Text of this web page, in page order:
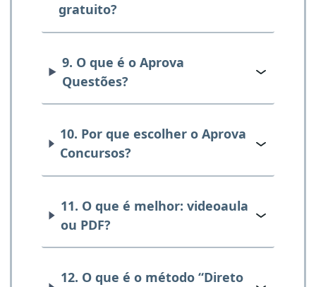
gratuito?
9. O que é o Aprova
Questões?
10. Por que escolher o Aprova
Concursos?
11. O que é melhor: videoaula
ou PDF?
12. O que é o método “Direto